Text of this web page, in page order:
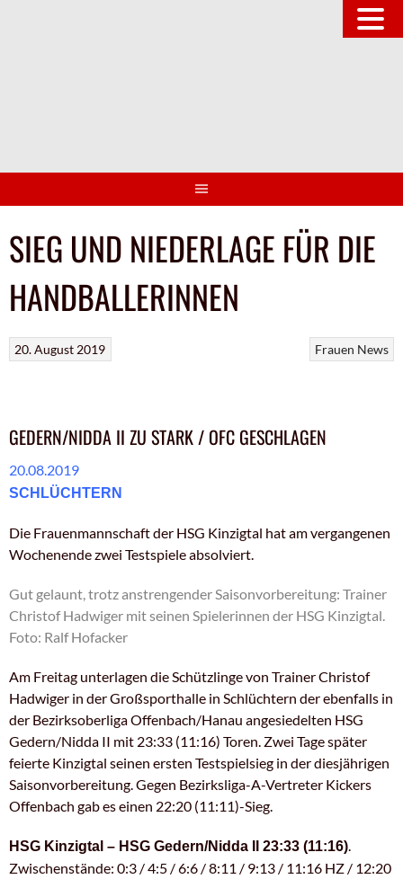
SIEG UND NIEDERLAGE FÜR DIE
HANDBALLERINNEN
Frauen News
20. August 2019
GEDERN/NIDDA II ZU STARK / OFC GESCHLAGEN
20.08.2019
SCHLÜCHTERN
Die Frauenmannschaft der HSG Kinzigtal hat am vergangenen
Wochenende zwei Testspiele absolviert.
Gut gelaunt, trotz anstrengender Saisonvorbereitung: Trainer
Christof Hadwiger mit seinen Spielerinnen der HSG Kinzigtal.
Foto: Ralf Hofacker
Am Freitag unterlagen die Schützlinge von Trainer Christof
Hadwiger in der Großsporthalle in Schlüchtern der ebenfalls in
der Bezirksoberliga Offenbach/Hanau angesiedelten HSG
Gedern/Nidda II mit 23:33 (11:16) Toren. Zwei Tage später
feierte Kinzigtal seinen ersten Testspielsieg in der diesjährigen
Saisonvorbereitung. Gegen Bezirksliga-A-Vertreter Kickers
Offenbach gab es einen 22:20 (11:11)-Sieg.
HSG Kinzigtal – HSG Gedern/Nidda II 23:33 (11:16)
Zwischenstände: 0:3 / 4:5 / 6:6 / 8:11 / 9:13 / 11:16 HZ / 12:20